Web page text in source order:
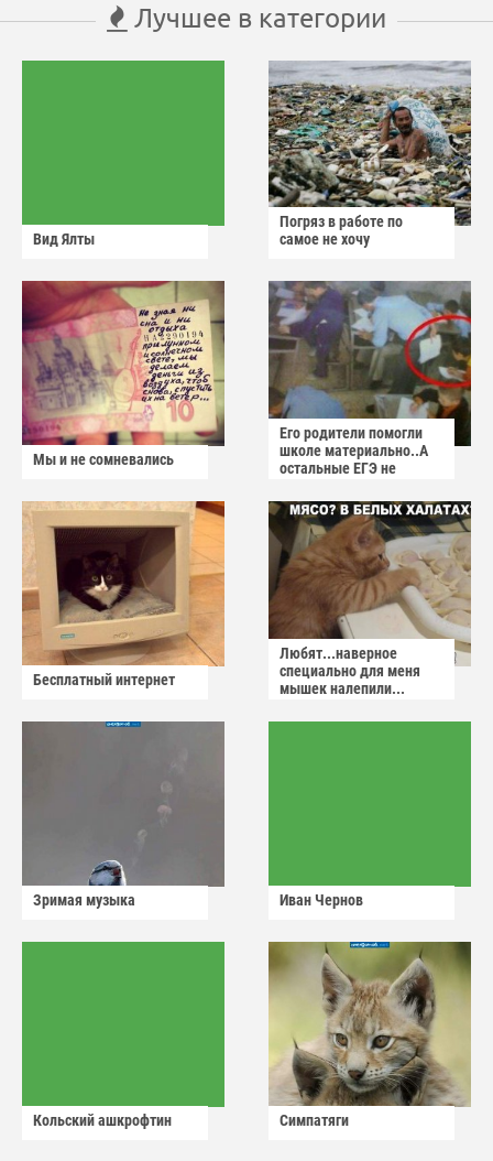
Лучшее в категории
Вид Ялты
Погряз в работе по
самое не хочу
Мы и не сомневались
Его родители помогли
школе материально..А
остальные ЕГЭ не
Бесплатный интернет
Любят...наверное
специально для меня
мышек налепили...
Зримая музыка Иван Чернов
Кольский ашкрофтин Симпатяги